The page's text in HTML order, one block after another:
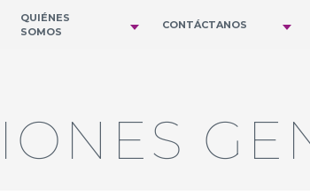
QUIÉNES
SOMOS
CONTÁCTANOS